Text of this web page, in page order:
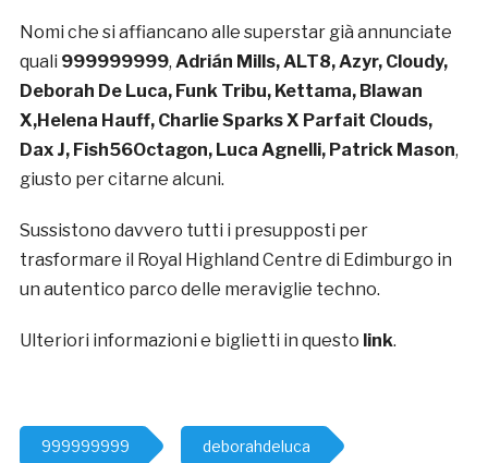
Nomi che si affiancano alle superstar già annunciate
quali 999999999, Adrián Mills, ALT8, Azyr, Cloudy,
Deborah De Luca, Funk Tribu, Kettama, Blawan
X,Helena Hauff, Charlie Sparks X Parfait Clouds,
Dax J, Fish56Octagon, Luca Agnelli, Patrick Mason,
giusto per citarne alcuni.
Sussistono davvero tutti i presupposti per
trasformare il Royal Highland Centre di Edimburgo in
un autentico parco delle meraviglie techno.
Ulteriori informazioni e biglietti in questo link.
999999999 deborahdeluca